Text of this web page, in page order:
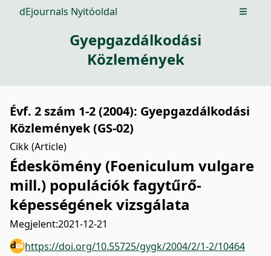
dEjournals Nyitóoldal Open
Gyepgazdálkodási
Közlemények
Évf. 2 szám 1-2 (2004): Gyepgazdálkodási
Közlemények (GS-02)
Cikk (Article)
Édeskömény (Foeniculum vulgare
mill.) populációk fagytűrő-
képességének vizsgálata
Megjelent:2021-12-21
https://doi.org/10.55725/gygk/2004/2/1-2/10464